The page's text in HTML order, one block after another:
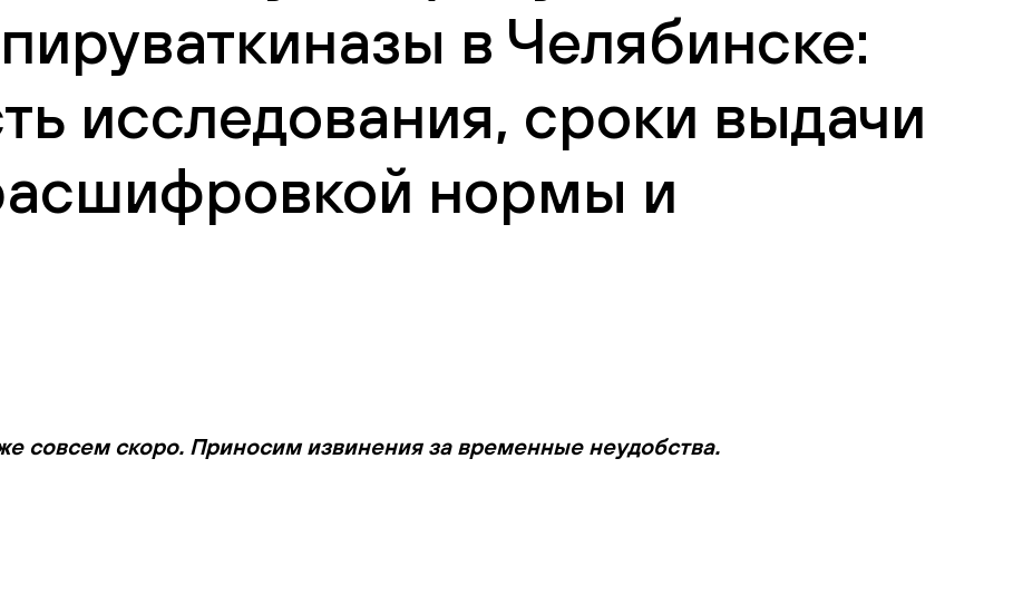
в Челябинске:
исследования, сроки выдачи
нормы и
совсем скоро. Приносим извинения за временные неудобства.